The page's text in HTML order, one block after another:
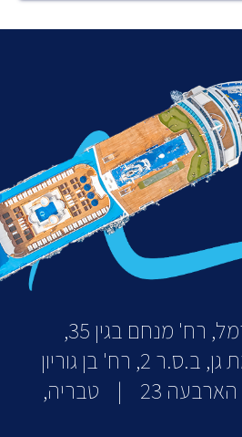
משרדנו: טירת כרמל, רח' מנחם בגין 35,
בניין לינק | רמת גן, ב.ס.ר 2, רח' בן גוריון
| רעננה, רחוב הארבעה 23 | טבריה,